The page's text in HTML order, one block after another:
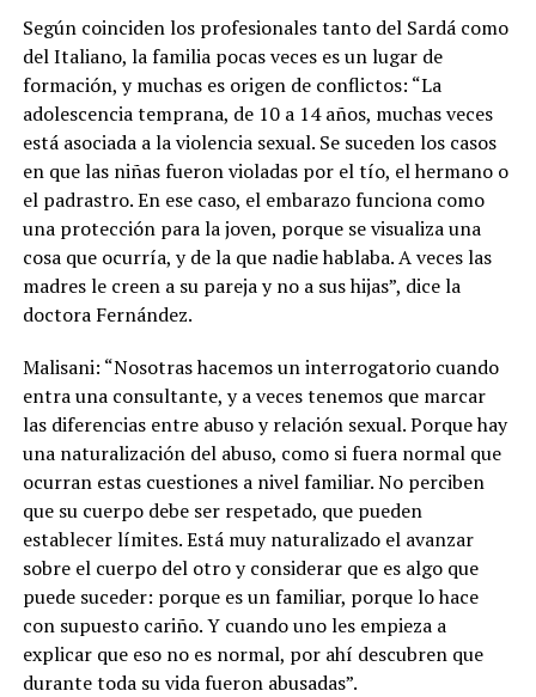
Según coinciden los profesionales tanto del Sardá como
del Italiano, la familia pocas veces es un lugar de
formación, y muchas es origen de conflictos: “La
adolescencia temprana, de 10 a 14 años, muchas veces
está asociada a la violencia sexual. Se suceden los casos
en que las niñas fueron violadas por el tío, el hermano o
el padrastro. En ese caso, el embarazo funciona como
una protección para la joven, porque se visualiza una
cosa que ocurría, y de la que nadie hablaba. A veces las
madres le creen a su pareja y no a sus hijas”, dice la
doctora Fernández.
Malisani: “Nosotras hacemos un interrogatorio cuando
entra una consultante, y a veces tenemos que marcar
las diferencias entre abuso y relación sexual. Porque hay
una naturalización del abuso, como si fuera normal que
ocurran estas cuestiones a nivel familiar. No perciben
que su cuerpo debe ser respetado, que pueden
establecer límites. Está muy naturalizado el avanzar
sobre el cuerpo del otro y considerar que es algo que
puede suceder: porque es un familiar, porque lo hace
con supuesto cariño. Y cuando uno les empieza a
explicar que eso no es normal, por ahí descubren que
durante toda su vida fueron abusadas”.